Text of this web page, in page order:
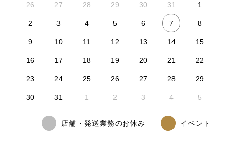
26 27 28 29 30 31 1
2 3 4 5 6 7 8
9 10 11 12 13 14 15
16 17 18 19 20 21 22
23 24 25 26 27 28 29
30 31 1 2 3 4 5
店舗・発送業務のお休み イベント